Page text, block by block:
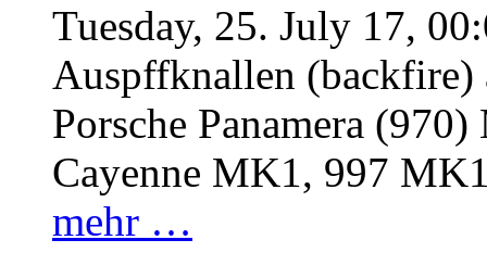
Tuesday, 25. July 17,
Auspffknallen
Porsche Panamera
Cayenne MK1, 997
mehr …